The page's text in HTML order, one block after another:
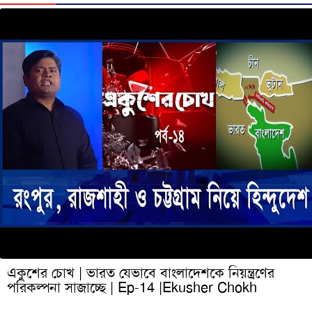
একুশের চোখ | ভারত যেভাবে বাংলাদেশকে নিয়ন্ত্রণের
পরিকল্পনা সাজাচ্ছে | Ep-14 |Ekusher Chokh